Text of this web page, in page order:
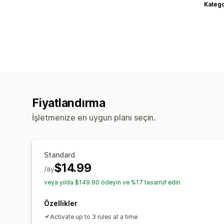
Fiyatlandırma
İşletmenize en uygun planı seçin.
Standard
$14.99
/ay
veya yılda $149.90 ödeyin ve %17 tasarruf edin
Özellikler
Activate up to 3 rules at a time